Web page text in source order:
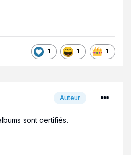
1 1 1
Auteur
sont certifiés.